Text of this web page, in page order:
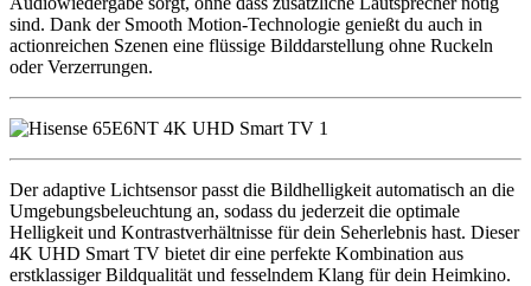
sind. Dank der Smooth Motion-Technologie genießt du auch in
actionreichen Szenen eine flüssige Bilddarstellung ohne Ruckeln
oder Verzerrungen.
Der adaptive Lichtsensor passt die Bildhelligkeit automatisch an die
Umgebungsbeleuchtung an, sodass du jederzeit die optimale
Helligkeit und Kontrastverhältnisse für dein Seherlebnis hast. Dieser
4K UHD Smart TV bietet dir eine perfekte Kombination aus
erstklassiger Bildqualität und fesselndem Klang für dein Heimkino.